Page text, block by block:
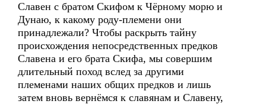
Славен с братом Скифом к Чёрному морю и
Дунаю, к какому роду-племени они
принадлежали? Чтобы раскрыть тайну
происхождения непосредственных предков
Славена и его брата Скифа, мы совершим
длительный поход вслед за другими
племенами наших общих предков и лишь
затем вновь вернёмся к славянам и Славену,